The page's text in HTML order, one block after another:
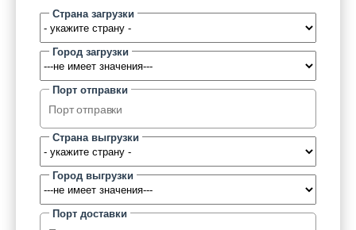
Страна загрузки
Город загрузки
Порт отправки
Страна выгрузки
Город выгрузки
Порт доставки